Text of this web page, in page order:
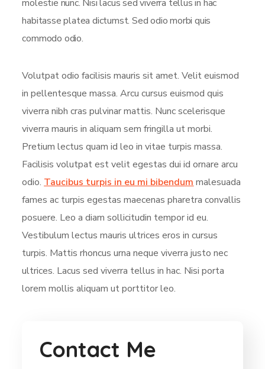
molestie nunc. Nisi lacus sed viverra tellus in hac
habitasse platea dictumst. Sed odio morbi quis
commodo odio.
Volutpat odio facilisis mauris sit amet. Velit euismod
in pellentesque massa. Arcu cursus euismod quis
viverra nibh cras pulvinar mattis. Nunc scelerisque
viverra mauris in aliquam sem fringilla ut morbi.
Pretium lectus quam id leo in vitae turpis massa.
Facilisis volutpat est velit egestas dui id ornare arcu
odio. Taucibus turpis in eu mi bibendum malesuada
fames ac turpis egestas maecenas pharetra convallis
posuere. Leo a diam sollicitudin tempor id eu.
Vestibulum lectus mauris ultrices eros in cursus
turpis. Mattis rhoncus urna neque viverra justo nec
ultrices. Lacus sed viverra tellus in hac. Nisi porta
lorem mollis aliquam ut porttitor leo.
Contact Me